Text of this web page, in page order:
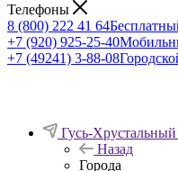
Телефоны
8 (800) 222 41 64
+7 (920) 925-25-40
+7 (49241) 3-88-08
Гусь-Хрустальный
Назад
Города